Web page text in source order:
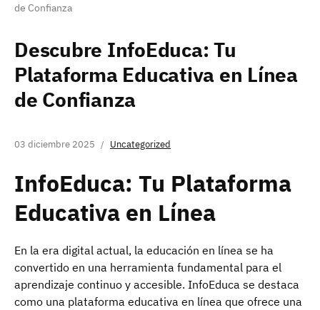
de Confianza
Descubre InfoEduca: Tu
Plataforma Educativa en Línea
de Confianza
03 diciembre 2025 Uncategorized
InfoEduca: Tu Plataforma
Educativa en Línea
En la era digital actual, la educación en línea se ha
convertido en una herramienta fundamental para el
aprendizaje continuo y accesible. InfoEduca se destaca
como una plataforma educativa en línea que ofrece una